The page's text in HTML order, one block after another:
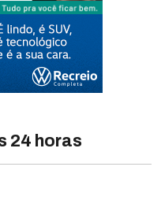
24 horas